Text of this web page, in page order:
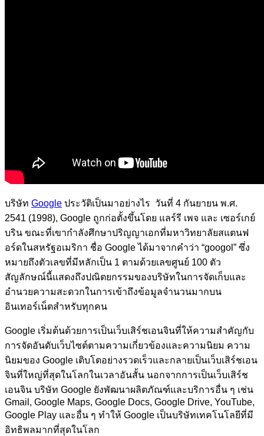
บริษัท Google ประวัติเป็นมาอย่างไร วันที่ 4 กันยายน พ.ศ.
2541 (1998), Google ถูกก่อตั้งขึ้นโดย แลร์รี เพจ และ เซอร์เกย์
บริน ขณะที่เขากำลังศึกษาปริญญาเอกที่มหาวิทยาลัยสแตนฟ
อร์ดในสหรัฐอเมริกา ชื่อ Google ได้มาจากคำว่า “googol” ซึ่ง
หมายถึงตัวเลขที่มีหลักเป็น 1 ตามด้วยเลขศูนย์ 100 ตัว
สัญลักษณ์นี้แสดงถึงปณิตยกรรมของบริษัทในการจัดเก็บและ
อำนวยความสะดวกในการเข้าถึงข้อมูลจำนวนมากบน
อินเทอร์เน็ตสำหรับทุกคน
Google เริ่มต้นด้วยการเป็นเว็บเสิร์ชเอนจินที่ให้ความสำคัญกับ
การจัดอันดับเว็บไซต์ตามความเกี่ยวข้องและความนิยม ความ
นิยมของ Google เติบโตอย่างรวดเร็วและกลายเป็นเว็บเสิร์ชเอน
จินที่ใหญ่ที่สุดในโลกในเวลาอันสั้น นอกจากการเป็นเว็บเสิร์ช
เอนจิน บริษัท Google ยังพัฒนาผลิตภัณฑ์และบริการอื่น ๆ เช่น
Gmail, Google Maps, Google Docs, Google Drive, YouTube,
Google Play และอื่น ๆ ทำให้ Google เป็นบริษัทเทคโนโลยีที่มี
อิทธิพลมากที่สุดในโลก